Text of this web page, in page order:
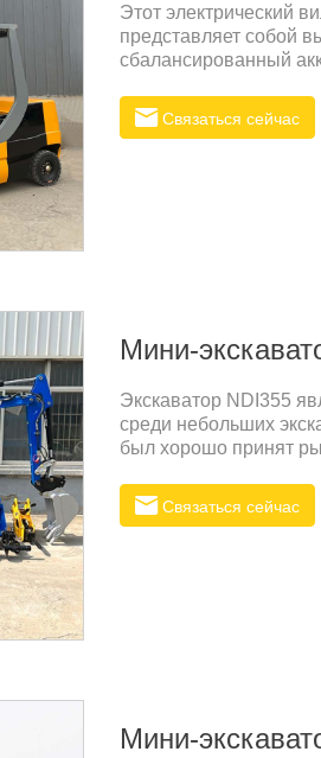
Этот электрический
представляет собой
сбалансированный
работы, когда высота
Связаться сейчас
Мини-
Экскаватор NDI355
среди небольших
был хорошо принят
D1703Номинальная
ммТранспортная
Связаться сейчас
Мини-